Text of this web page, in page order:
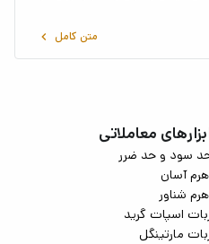
تاثیرگذار در قیمت بیت کوین،
هر ۴ سال یکبار اتفاق می‌افتد و
می‌کند. حال این فرایند با کم کردن
نظارتی یا محدودکننده توسط
اتحادیه اروپا می‌تواند به‌صورت
قوانین حمایتی می‌توانند
متن کامل keyboard_arrow_left
معاملاتی
سود و حد ضرر
آسان
شناور
اسپات گرید
مارتینگل